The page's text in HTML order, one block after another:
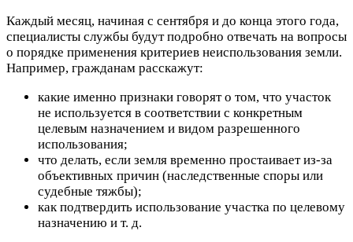
Каждый месяц, начиная с сентября и до конца этого года,
специалисты службы будут подробно отвечать на вопросы
о порядке применения критериев неиспользования земли.
Например, гражданам расскажут:
какие именно признаки говорят о том, что участок
не используется в соответствии с конкретным
целевым назначением и видом разрешенного
использования;
что делать, если земля временно простаивает из-за
объективных причин (наследственные споры или
судебные тяжбы);
как подтвердить использование участка по целевому
назначению и т. д.